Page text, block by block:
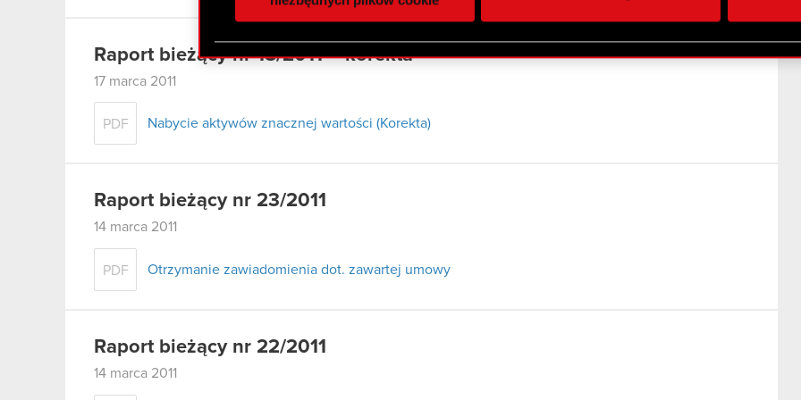
otrzymanymi od Ciebie lub uzyskanymi podczas korzystania z ich usług. Kontynuując
zgadasz się na używanie plików cookie.
Raport bieżący nr 18/2011 – korekta
17 marca 2011
PDF Nabycie aktywów znacznej wartości (Korekta)
Raport bieżący nr 23/2011
14 marca 2011
PDF Otrzymanie zawiadomienia dot. zawartej umowy
Raport bieżący nr 22/2011
14 marca 2011